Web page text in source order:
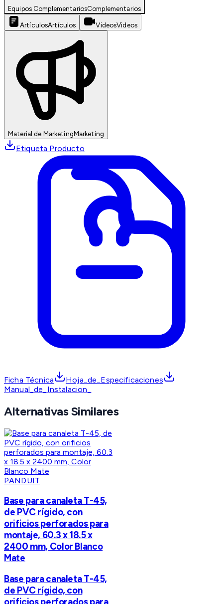
Equipos ComplementariosComplementarios
ArtículosArtículos VideosVideos
Material de MarketingMarketing
Etiqueta Producto
Ficha Técnica
Hoja_de_Especificaciones
Manual_de_Instalacion_
Alternativas Similares
PANDUIT
Base para canaleta T-45,
de PVC rígido, con
orificios perforados para
montaje, 60.3 x 18.5 x
2400 mm, Color Blanco
Mate
Base para canaleta T-45,
de PVC rígido, con
orificios perforados para